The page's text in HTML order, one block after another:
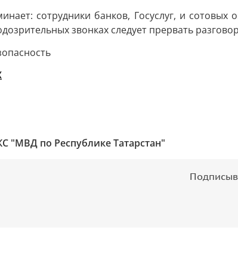
сотрудники банков, Госуслуг, и
звонках следует прервать
"МВД по Республике Татарстан"